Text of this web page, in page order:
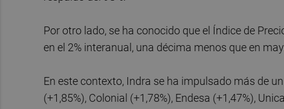
Por otro lado, se ha conocido que el Índice de
en el 2% interanual, una décima menos que en
En este contexto, Indra se ha impulsado más de
(+1,85%), Colonial (+1,78%), Endesa (+1,47%),